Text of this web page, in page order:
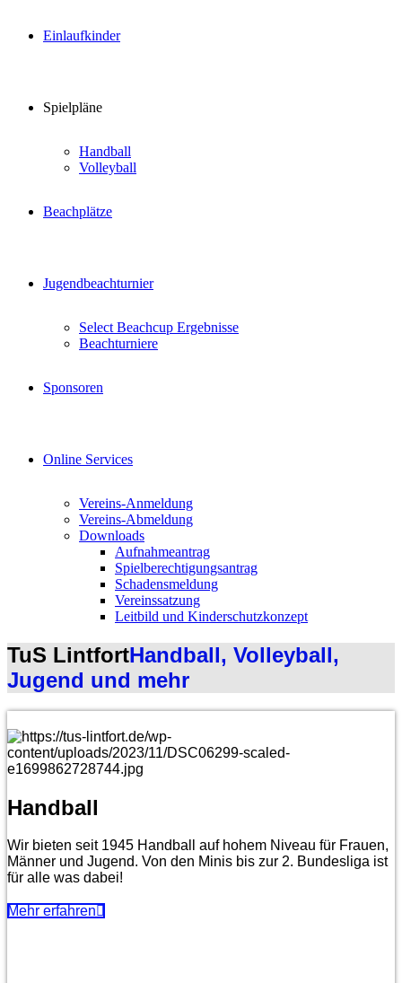
Einlaufkinder
Spielpläne
Handball
Volleyball
Beachplätze
Jugendbeachturnier
Select Beachcup Ergebnisse
Beachturniere
Sponsoren
Online Services
Vereins-Anmeldung
Vereins-Abmeldung
Downloads
Aufnahmeantrag
Spielberechtigungsantrag
Schadensmeldung
Vereinssatzung
Leitbild und Kinderschutzkonzept
TuS LintfortHandball, Volleyball,
Jugend und mehr
Handball
Wir bieten seit 1945 Handball auf hohem Niveau für Frauen,
Männer und Jugend. Von den Minis bis zur 2. Bundesliga ist
für alle was dabei!
Mehr erfahren